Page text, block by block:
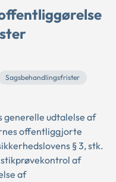
Sagsbehandlingsfrister
generelle udtalelse af
offentliggjorte
§ 3, stk.
af
af